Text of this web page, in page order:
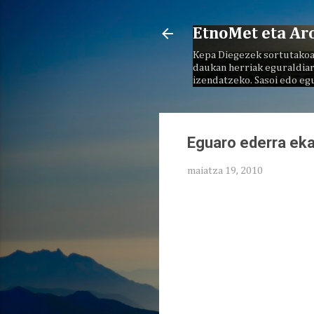
EtnoMet eta
Kepa Diegezek
daukan herriak
izendatzeko. Sasoi edo
Eguaro ederra
maiatza 19, 2010